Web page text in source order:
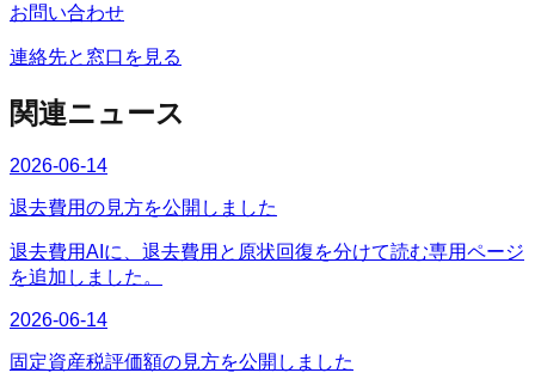
お問い合わせ
連絡先と窓口を見る
関連ニュース
2026-06-14
退去費用の見方を公開しました
退去費用AIに、退去費用と原状回復を分けて読む専用ページ
を追加しました。
2026-06-14
固定資産税評価額の見方を公開しました